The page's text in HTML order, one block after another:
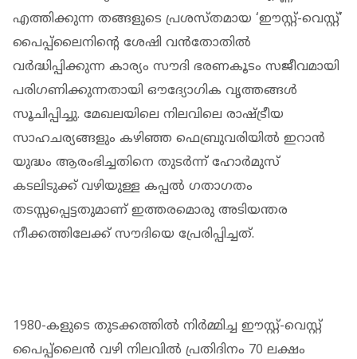
എത്തിക്കുന്ന തങ്ങളുടെ പ്രശസ്തമായ ‘ഈസ്റ്റ്-വെസ്റ്റ്’
പൈപ്പ്‌ലൈനിന്റെ ശേഷി വൻതോതിൽ
വർദ്ധിപ്പിക്കുന്ന കാര്യം സൗദി ഭരണകൂടം സജീവമായി
പരിഗണിക്കുന്നതായി ഔദ്യോഗിക വൃത്തങ്ങൾ
സൂചിപ്പിച്ചു. മേഖലയിലെ നിലവിലെ രാഷ്ട്രീയ
സാഹചര്യങ്ങളും കഴിഞ്ഞ ഫെബ്രുവരിയിൽ ഇറാൻ
യുദ്ധം ആരംഭിച്ചതിനെ തുടർന്ന് ഹോർമുസ്
കടലിടുക്ക് വഴിയുള്ള കപ്പൽ ഗതാഗതം
തടസ്സപ്പെട്ടതുമാണ് ഇത്തരമൊരു അടിയന്തര
നീക്കത്തിലേക്ക് സൗദിയെ പ്രേരിപ്പിച്ചത്.
1980-കളുടെ തുടക്കത്തിൽ നിർമ്മിച്ച ഈസ്റ്റ്-വെസ്റ്റ്
പൈപ്പ്‌ലൈൻ വഴി നിലവിൽ പ്രതിദിനം 70 ലക്ഷം